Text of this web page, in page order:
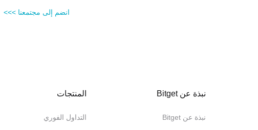
انضم إلى مجتمعنا >>>
نبذة عن Bitget
نبذة عن Bitget
المنتجات
التداول الفوري